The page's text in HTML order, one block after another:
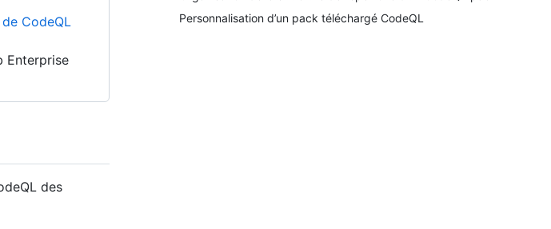
CodeQL
Enterprise
Personnalisation d’un pack téléchargé CodeQL
des